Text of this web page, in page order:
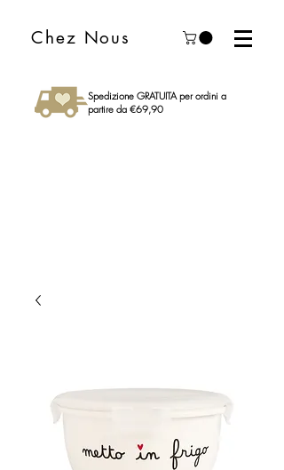
Chez Nous
Spedizione GRATUITA per ordini a
partire da €69,90